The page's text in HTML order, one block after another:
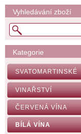
Vyhledávání zboží
Kategorie
SVATOMARTINSKÉ
VINAŘSTVÍ
ČERVENÁ VÍNA
BÍLÁ VÍNA